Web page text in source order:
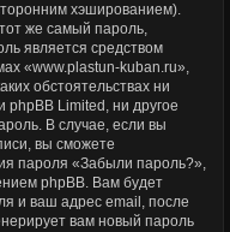
хэшированием).
же самый пароль,
является средством
«www.plastun-kuban.ru»,
обстоятельствах ни
phpBB Limited, ни другое
В случае, если вы
вы сможете
пароля «Забыли пароль?»,
phpBB. Вам будет
и ваш адрес email, после
вам новый пароль